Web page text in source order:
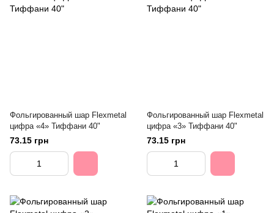
Фольгированный шар Flexmetal
цифра «4» Тиффани 40"
73.15 грн
Фольгированный шар Flexmetal
цифра «3» Тиффани 40"
73.15 грн